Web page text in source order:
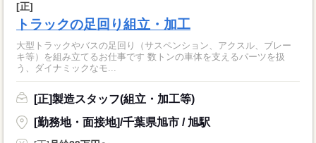
[正]
トラックの足回り組立・加工
大型トラックやバスの足回り（サスペンション、アクスル、ブレー
キ等）を組み立てるお仕事です 数トンの車体を支えるパーツを扱
う、ダイナミックなモ...
[正]製造スタッフ(組立・加工等)
[勤務地・面接地]/千葉県旭市 / 旭駅